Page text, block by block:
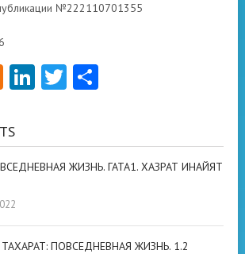
№222110701355
Odnoklassniki
LinkedIn
Twitter
ЖИЗНЬ. ГАТА1. ХАЗРАТ ИНАЙЯТ
ПОВСЕДНЕВНАЯ ЖИЗНЬ. 1.2